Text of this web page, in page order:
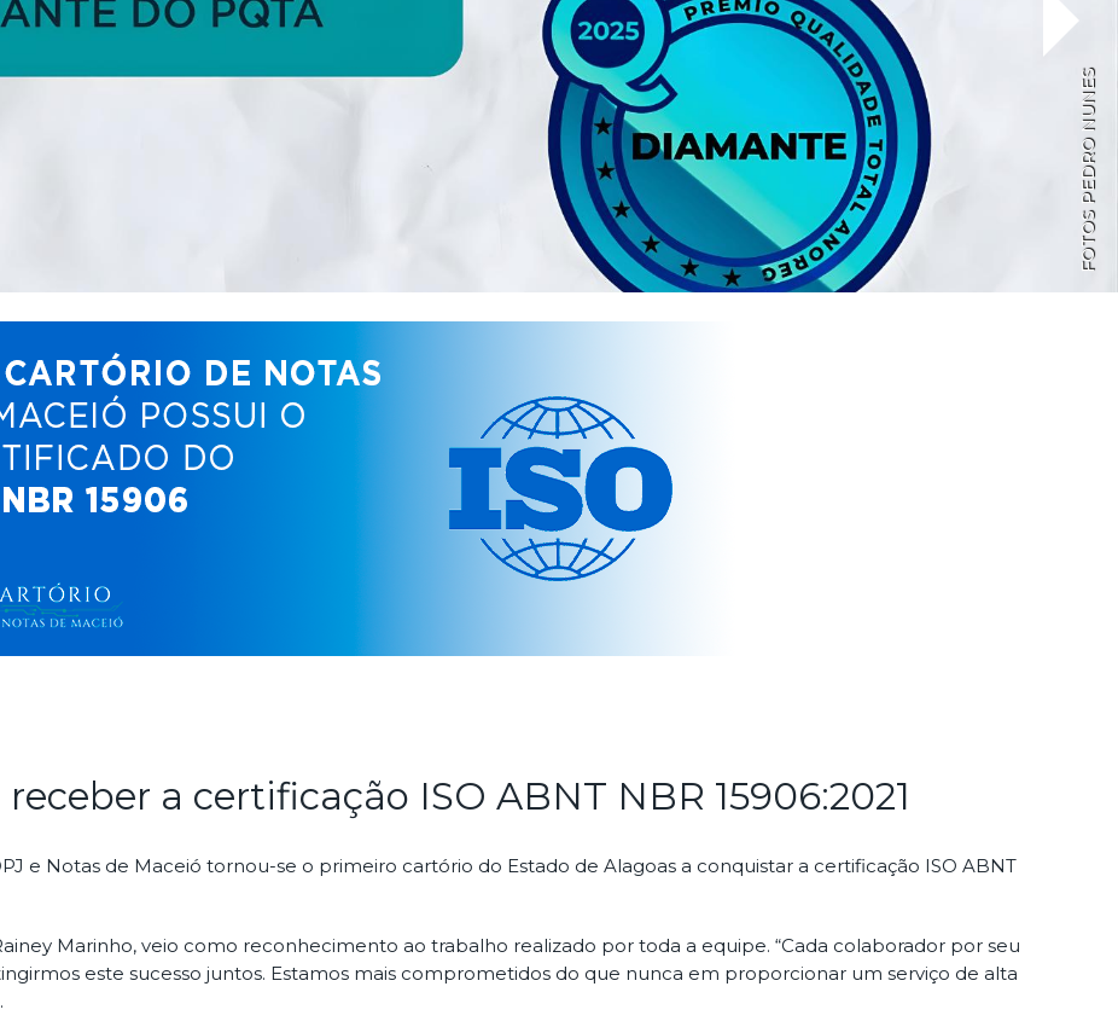
FOTOS PEDRO NUNES
a certificação ISO ABNT NBR 15906:2021
e Notas de Maceió tornou-se o primeiro cartório do Estado de Alagoas a conquistar a certificação ISO ABNT
Marinho, veio como reconhecimento ao trabalho realizado por toda a equipe. “Cada colaborador por seu
este sucesso juntos. Estamos mais comprometidos do que nunca em proporcionar um serviço de alta